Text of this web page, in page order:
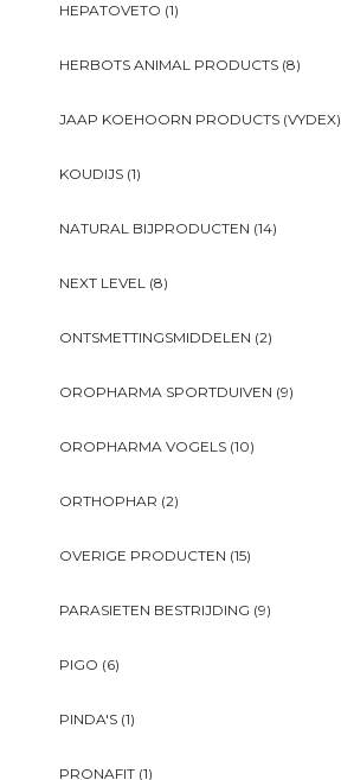
HEPATOVETO (1)
HERBOTS ANIMAL PRODUCTS (8)
JAAP KOEHOORN PRODUCTS (VYDEX)
KOUDIJS (1)
NATURAL BIJPRODUCTEN (14)
NEXT LEVEL (8)
ONTSMETTINGSMIDDELEN (2)
OROPHARMA SPORTDUIVEN (9)
OROPHARMA VOGELS (10)
ORTHOPHAR (2)
OVERIGE PRODUCTEN (15)
PARASIETEN BESTRIJDING (9)
PIGO (6)
PINDA'S (1)
PRONAFIT (1)